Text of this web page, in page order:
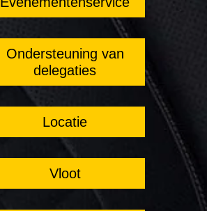
Ondersteuning van
delegaties
Locatie
Vloot